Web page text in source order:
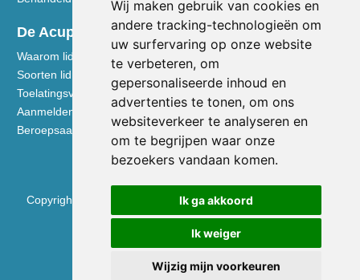
Wij maken gebruik van cookies en
andere tracking-technologieën om
uw surfervaring op onze website
te verbeteren, om
gepersonaliseerde inhoud en
advertenties te tonen, om ons
websiteverkeer te analyseren en
om te begrijpen waar onze
bezoekers vandaan komen.
Ik ga akkoord
Ik weiger
Wijzig mijn voorkeuren
De Acupuncturist
Waarom lid worden van de NVA
Soorten lidmaatschap NVA
Toelatingsvoorwaarden
Aanmelden voor lidmaatschap
Beroepsaansprakelijkheidsverzekering
Copyright © 2026 Nederlandse Vereniging voor Acupunctuur
KVK 40531133
BTW NL0090.68.533.B01